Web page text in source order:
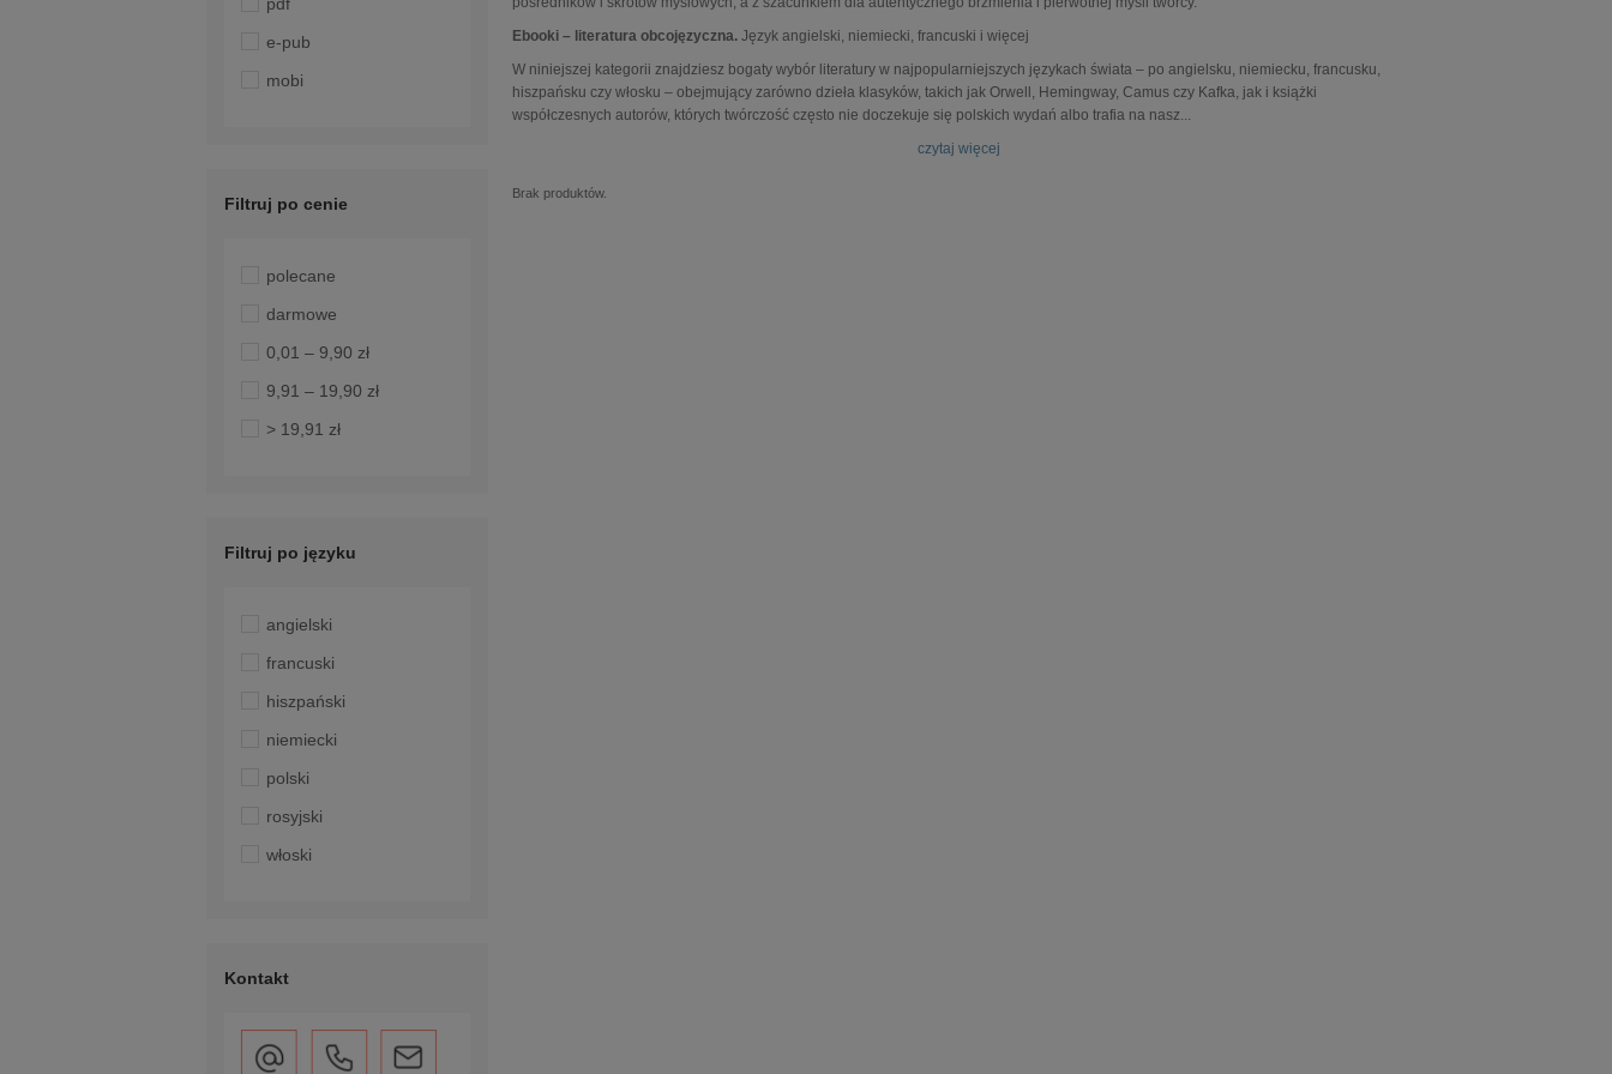
Ebooki – literatura obcojęzyczna. Język angielski, niemiecki, francuski i więcej
W niniejszej kategorii znajdziesz bogaty wybór literatury w najpopularniejszych językach świata – po angielsku, niemiecku, francusku,
hiszpańsku czy włosku – obejmujący zarówno dzieła klasyków, takich jak Orwell, Hemingway, Camus czy Kafka, jak i książki
współczesnych autorów, których twórczość często nie doczekuje się polskich wydań albo trafia na nasz
czytaj więcej
Brak produktów.
e-pub
mobi
Filtruj po cenie
polecane
darmowe
0,01 – 9,90 zł
9,91 – 19,90 zł
> 19,91 zł
Filtruj po języku
angielski
francuski
hiszpański
niemiecki
polski
rosyjski
włoski
Kontakt